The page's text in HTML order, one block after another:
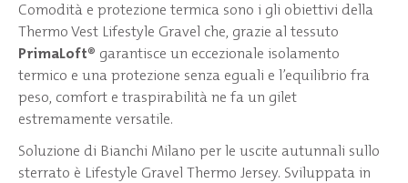
Comodità e protezione termica sono i gli obiettivi della
Thermo Vest Lifestyle Gravel che, grazie al tessuto
PrimaLoft® garantisce un eccezionale isolamento
termico e una protezione senza eguali e l’equilibrio fra
peso, comfort e traspirabilità ne fa un gilet
estremamente versatile.
Soluzione di Bianchi Milano per le uscite autunnali sullo
sterrato è Lifestyle Gravel Thermo Jersey. Sviluppata in